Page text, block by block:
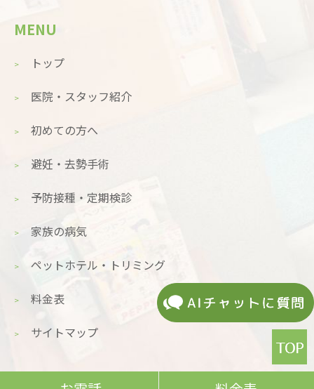
MENU
トップ
医院・スタッフ紹介
初めての方へ
避妊・去勢手術
予防接種・定期検診
家族の病気
ペットホテル・トリミング
料金表
サイトマップ